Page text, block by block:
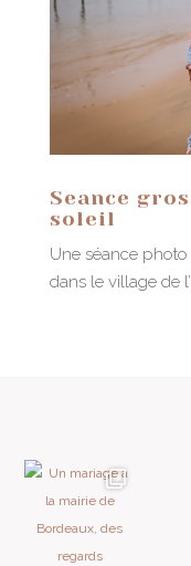
Seance
soleil
Une séance
dans le village de